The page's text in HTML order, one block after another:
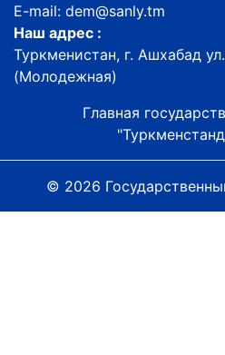
E-mail: dem@sanly.tm
Наш адрес :
Туркменистан, г. Ашхабад
(Молодежная)
Главная
© 2026